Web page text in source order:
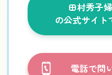
田村秀子
の公式サイト
電話で問